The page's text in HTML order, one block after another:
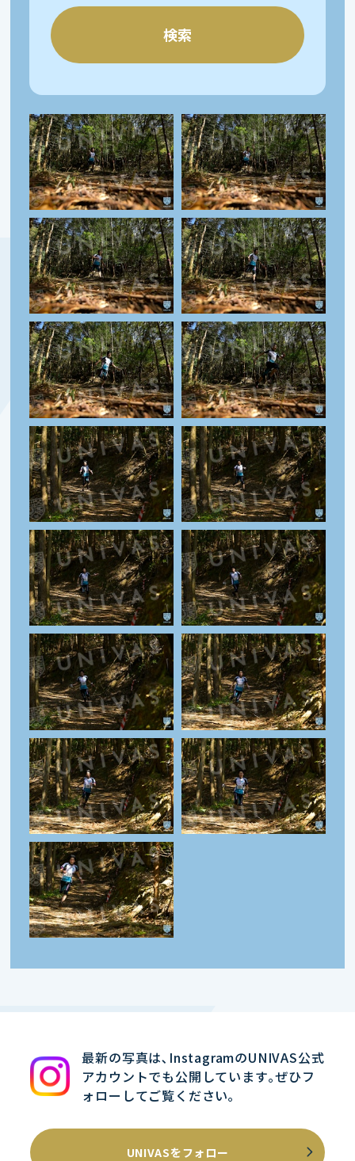
検索
最新の写真は､InstagramのUNIVAS公式
アカウントでも公開しています｡ぜひフ
ォローしてご覧ください｡
UNIVASをフォロー